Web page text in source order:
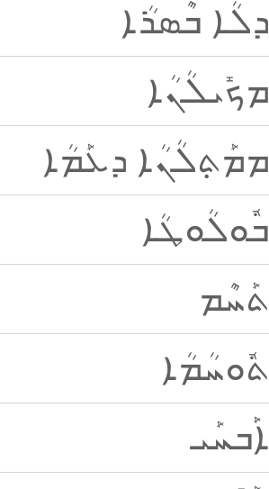
ܕܠܳܐ ܒܶܣܪܳܐ
ܡܟܺܝܠܳܢܳܐ
ܡܡܰܬ݂ܠܳܢܳܐ ܕܥܰܡܳܐ
ܒܽܘܠܳܘܛܳܐ
ܬܰܚܶܡ
ܬܽܘܚܳܡܳܐ
ܐܰܒܚܰܝ